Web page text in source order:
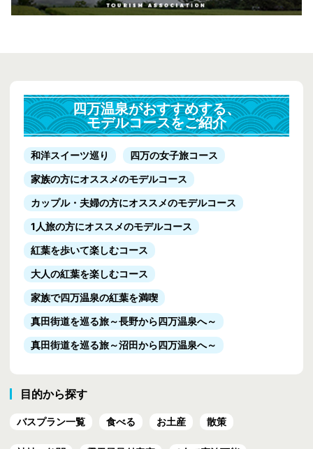
四万温泉がおすすめする、
モデルコースをご紹介
和洋スイーツ巡り
四万の女子旅コース
家族の方にオススメのモデルコース
カップル・夫婦の方にオススメのモデルコース
1人旅の方にオススメのモデルコース
紅葉を歩いて楽しむコース
大人の紅葉を楽しむコース
家族で四万温泉の紅葉を満喫
真田街道を巡る旅～長野から四万温泉へ～
真田街道を巡る旅～沼田から四万温泉へ～
目的から探す
バスプラン一覧 食べる お土産 散策